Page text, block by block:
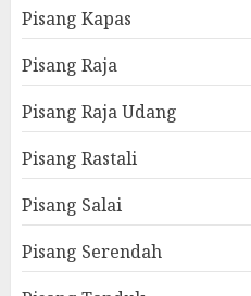
Pisang Kapas
Pisang Raja
Pisang Raja Udang
Pisang Rastali
Pisang Salai
Pisang Serendah